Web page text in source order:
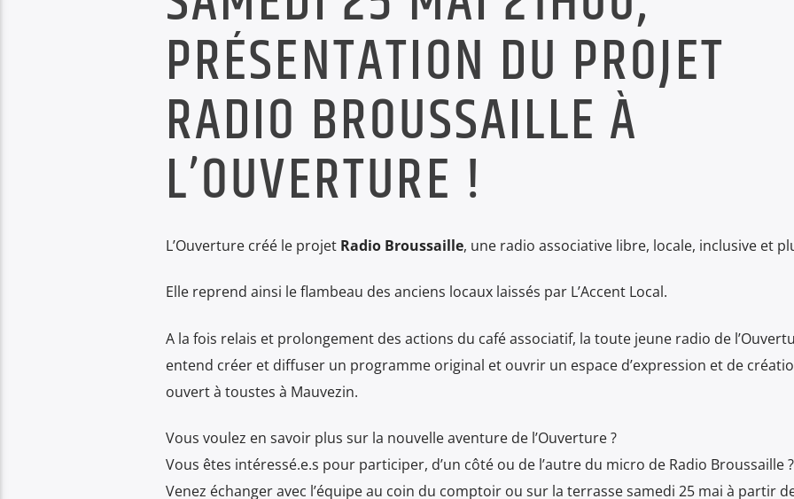
PRÉSENTATION DU PROJET
RADIO BROUSSAILLE À
L’OUVERTURE !
L’Ouverture créé le projet Radio Broussaille, une radio associative libre, locale, inclusive et
Elle reprend ainsi le flambeau des anciens locaux laissés par L’Accent Local.
A la fois relais et prolongement des actions du café associatif, la toute jeune radio de
entend créer et diffuser un programme original et ouvrir un espace d’expression et de
ouvert à toustes à Mauvezin.
Vous voulez en savoir plus sur la nouvelle aventure de l’Ouverture ?
Vous êtes intéressé.e.s pour participer, d’un côté ou de l’autre du micro de Radio Broussaille ?
Venez échanger avec l’équipe au coin du comptoir ou sur la terrasse samedi 25 mai à partir